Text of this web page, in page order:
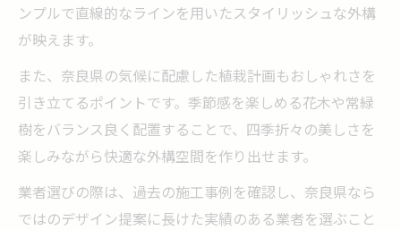
ンプルで直線的なラインを用いたスタイリッシュな外構
が映えます。
また、奈良県の気候に配慮した植栽計画もおしゃれさを
引き立てるポイントです。季節感を楽しめる花木や常緑
樹をバランス良く配置することで、四季折々の美しさを
楽しみながら快適な外構空間を作り出せます。
業者選びの際は、過去の施工事例を確認し、奈良県なら
ではのデザイン提案に長けた実績のある業者を選ぶこと